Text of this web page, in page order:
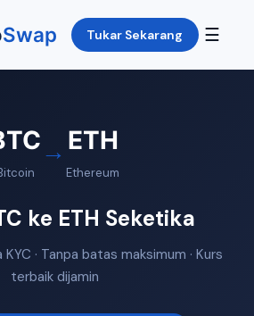
Swap Tukar Sekarang ☰
→ ETH
Ethereum
ke ETH Seketika
KYC · Tanpa batas maksimum · Kurs
terbaik dijamin